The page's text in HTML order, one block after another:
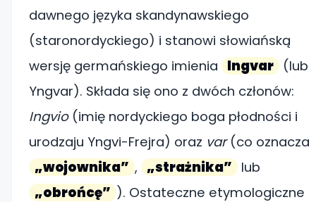
dawnego języka skandynawskiego
(staronordyckiego) i stanowi słowiańską
wersję germańskiego imienia Ingvar (lub
Yngvar). Składa się ono z dwóch członów:
Ingvio(imię nordyckiego boga płodności i
urodzaju Yngvi-Frejra) oraz var(co oznacza
„wojownika” , „strażnika” lub
„obrońcę” ). Ostateczne etymologiczne